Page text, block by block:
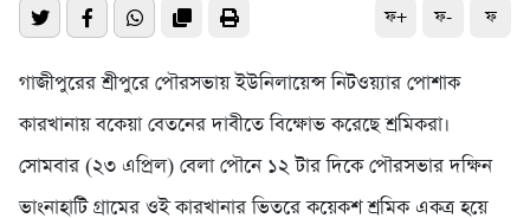
ফ+ ফ- ফ
গাজীপুরের শ্রীপুরে পৌরসভায় ইউনিলায়েন্স নিটওয়্যার পোশাক
কারখানায় বকেয়া বেতনের দাবীতে বিক্ষোভ করেছে শ্রমিকরা।
সোমবার (২৩ এপ্রিল) বেলা পৌনে ১২ টার দিকে পৌরসভার দক্ষিন
ভাংনাহাটি গ্রামের ওই কারখানার ভিতরে কয়েকশ শ্রমিক একত্র হয়ে